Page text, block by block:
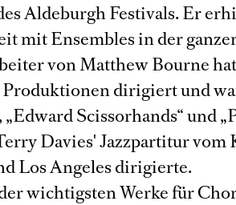
Aldeburgh Festivals. Er
mit Ensembles in der
von Matthew Bourne
Produktionen dirigiert und
„Edward Scissorhands“ und
Davies' Jazzpartitur vom
Los Angeles dirigierte.
wichtigsten Werke für